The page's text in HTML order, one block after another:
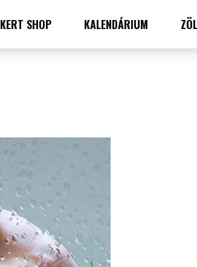
KERT SHOP KALENDÁRIUM